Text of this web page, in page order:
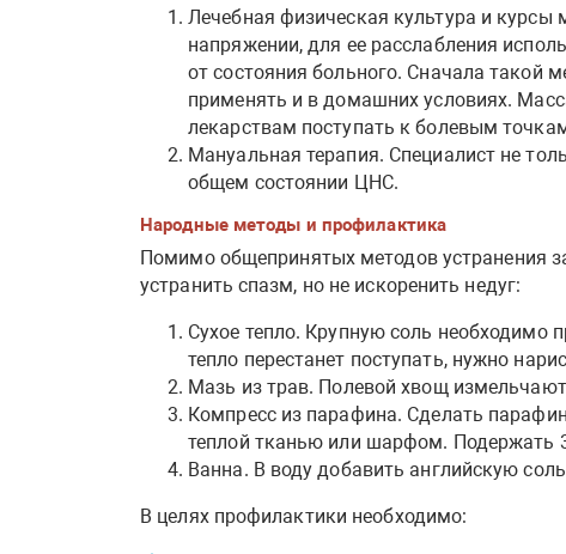
Лечебная физическая культура и
напряжении, для ее расслабления
от состояния больного. Сначала такой
применять и в домашних условиях.
лекарствам поступать к болевым
Мануальная терапия. Специалист не
общем состоянии ЦНС.
Народные методы и профилактика
Помимо общепринятых методов устранения
устранить спазм, но не искоренить недуг:
Сухое тепло. Крупную соль необходимо
тепло перестанет поступать, нужно
Мазь из трав. Полевой хвощ
Компресс из парафина. Сделать
теплой тканью или шарфом. Подержать
Ванна. В воду добавить английскую
В целях профилактики необходимо: